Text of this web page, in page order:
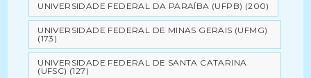
UNIVERSIDADE FEDERAL DA PARAÍBA (UFPB) (200)
UNIVERSIDADE FEDERAL DE MINAS GERAIS (UFMG)
(173)
UNIVERSIDADE FEDERAL DE SANTA CATARINA
(UFSC) (127)